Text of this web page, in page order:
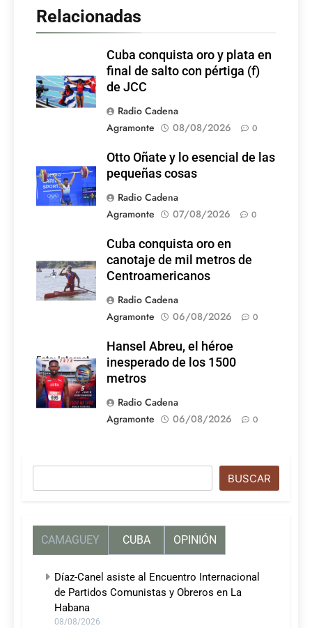
Relacionadas
Cuba conquista oro y plata en
final de salto con pértiga (f)
de JCC
Radio Cadena
Agramonte
08/08/2026 0
Otto Oñate y lo esencial de las
pequeñas cosas
Radio Cadena
Agramonte
07/08/2026 0
Cuba conquista oro en
canotaje de mil metros de
Centroamericanos
Radio Cadena
Agramonte
06/08/2026 0
Foto: Internet
Hansel Abreu, el héroe
inesperado de los 1500
metros
Radio Cadena
Agramonte
06/08/2026 0
BUSCAR
CAMAGUEY CUBA OPINIÓN
Díaz-Canel asiste al Encuentro Internacional
de Partidos Comunistas y Obreros en La
Habana
08/08/2026